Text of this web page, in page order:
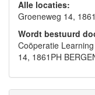
Alle locaties:
Groeneweg 14,
Wordt bestuurd
Coöperatie
14, 1861PH